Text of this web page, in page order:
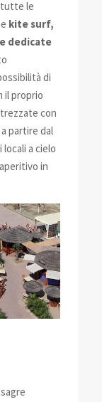
le
kite surf,
dedicate
di
il proprio
con
partire dal
a cielo
in